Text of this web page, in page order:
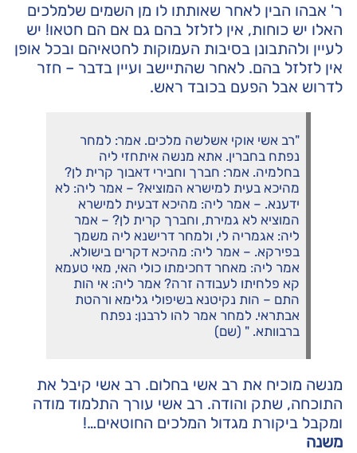
ר' אבהו הבין לאחר שאותתו לו מן השמים שלמלכים
האלו יש כוחות, אין לזלזל בהם גם אם הם חטאו! יש
לעיין ולהתבונן בסיבות העמוקות לחטאיהם ובכל אופן
אין לזלזל בהם. לאחר שהתיישב ועיין בדבר – חזר
לדרוש אבל הפעם בכובד ראש.
"רב אשי אוקי אשלשה מלכים. אמר: למחר
נפתח בחברין. אתא מנשה איתחזי ליה
בחלמיה. אמר: חברך וחבירי דאבוך קרית לן?
מהיכא בעית למישרא המוציא? – אמר ליה: לא
ידענא. – אמר ליה: מהיכא דבעית למישרא
המוציא לא גמירת, וחברך קרית לן? – אמר
ליה: אגמריה לי, ולמחר דרישנא ליה משמך
בפירקא. – אמר ליה: מהיכא דקרים בישולא.
אמר ליה: מאחר דחכימתו כולי האי, מאי טעמא
קא פלחיתו לעבודה זרה? אמר ליה: אי הות
התם – הות נקיטנא בשיפולי גלימא ורהטת
אבתראי. למחר אמר להו לרבנן: נפתח
ברבוותא. " (שם)
מנשה מוכיח את רב אשי בחלום. רב אשי קיבל את
התוכחה, שתק והודה. רב אשי עורך התלמוד מודה
ומקבל ביקורת מגדול המלכים החוטאים…!
משנה